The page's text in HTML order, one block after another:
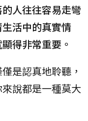
人往往容易走彎
活中的真實情
得非常重要。
是認真地聆聽，
說都是一種莫大